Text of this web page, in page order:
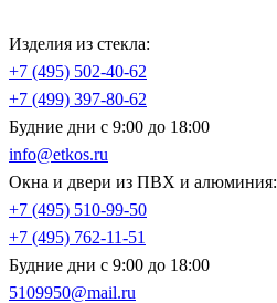
Изделия из стекла:
+7 (495) 502-40-62
+7 (499) 397-80-62
Будние дни с 9:00 до 18:00
info@etkos.ru
Окна и двери из ПВХ и алюминия:
+7 (495) 510-99-50
+7 (495) 762-11-51
Будние дни с 9:00 до 18:00
5109950@mail.ru